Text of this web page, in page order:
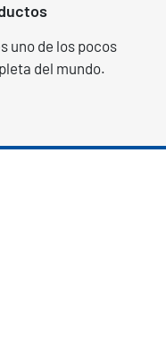
uno de los pocos
del mundo.